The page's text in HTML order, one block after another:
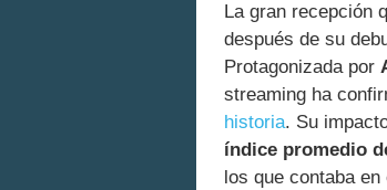
La gran recepción
después de su
Protagonizada por
streaming ha
historia. Su
índice promedio
los que contaba